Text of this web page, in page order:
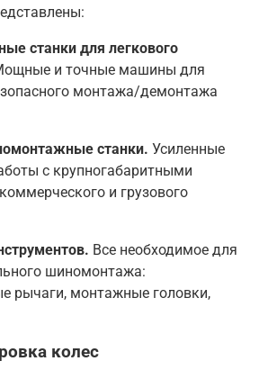
станки для легкового
и точные машины для
монтажа/демонтажа
станки. Усиленные
с крупногабаритными
и грузового
Все необходимое для
шиномонтажа:
рычаги, монтажные головки,
колес